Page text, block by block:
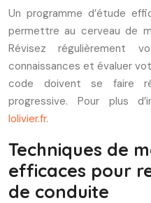
Un programme d’étude
permettre au cerveau de
Révisez régulièrement
connaissances et évaluer
code doivent se faire
progressive. Pour plus
lolivier.fr.
Techniques de
efficaces pour
de conduite